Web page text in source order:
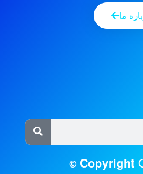
ما
©Copyright